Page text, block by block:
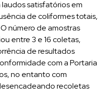
satisfatórios em
de coliformes totais,
número de amostras
entre 3 e 16 coletas,
de resultados
com a Portaria
no entanto com
recoletas